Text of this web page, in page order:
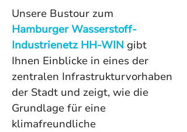
Unsere Bustour zum
Hamburger Wasserstoff-
Industrienetz HH‑WIN gibt
Ihnen Einblicke in eines der
zentralen Infrastrukturvorhaben
der Stadt und zeigt, wie die
Grundlage für eine
klimafreundliche